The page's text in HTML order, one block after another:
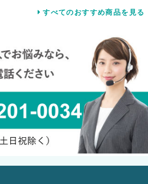
すべてのおすすめ商品を見る